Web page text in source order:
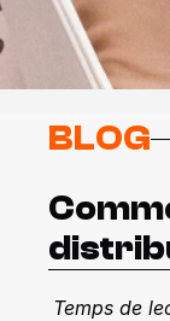
BLOG
Temps de